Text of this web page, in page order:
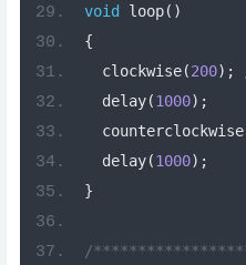
void loop()
{
  clockwise
(200);
  delay
(1000);
  counterclockwise
  delay
(1000);
}
/